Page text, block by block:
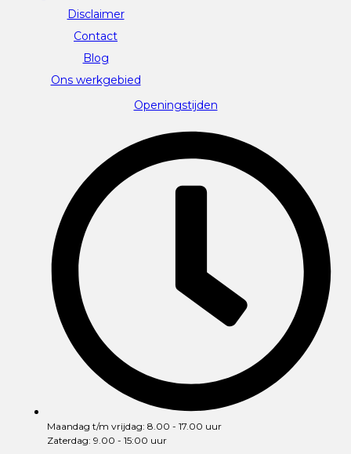
Disclaimer
Contact
Blog
Ons werkgebied
Openingstijden
Maandag t/m vrijdag: 8.00 - 17.00 uur
Zaterdag: 9.00 - 15:00 uur